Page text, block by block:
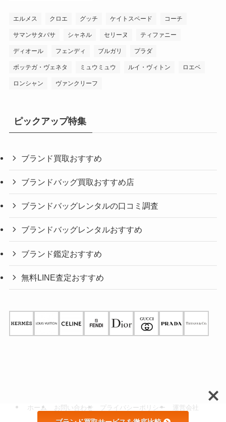
エルメス クロエ グッチ ケイトスペード コーチ
サマンサタバサ シャネル セリーヌ ティファニー
ディオール フェンディ ブルガリ プラダ
ボッテガ・ヴェネタ ミュウミュウ ルイ・ヴィトン ロエベ
ロンシャン ヴァンクリーフ
ピックアップ特集
ブランド買取おすすめ
ブランドバッグ買取おすすめ店
ブランドバッグレンタルの口コミ調査
ブランドバッグレンタルおすすめ
ブランド鑑定おすすめ
無料LINE査定おすすめ
ホーム お問い合わせ プライバシーポリシー 運営会社